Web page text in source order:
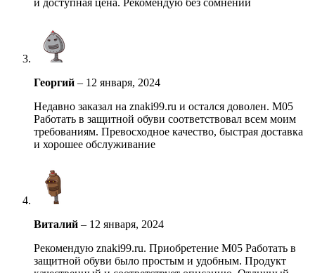
Георгий – 12 января, 2024
Недавно заказал на znaki99.ru и остался доволен. М05
Работать в защитной обуви соответствовал всем моим
требованиям. Превосходное качество, быстрая доставка
и хорошее обслуживание
Виталий – 12 января, 2024
Рекомендую znaki99.ru. Приобретение М05 Работать в
защитной обуви было простым и удобным. Продукт